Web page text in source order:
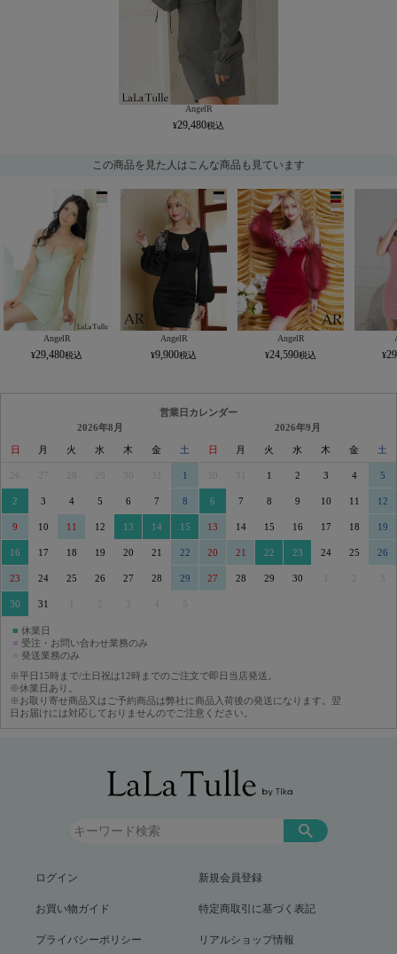
AngelR
29,480
この商品を見た人はこんな商品も見ています
AngelR
29,480
AngelR
9,900
AngelR
24,590
営業日カレンダー
2026年8月
日 月 火 水 木 金 土
29 30 31 1
2 3 4 5 6 7 8
9 10 11 12 13 14 15
16 17 18 19 20 21 22
23 24 25 26 27 28 29
30 31 3 5
2026年9月
日 月 火 水 木 金 土
30 31 1 2 3 4 5
6 7 8 9 10 11 12
13 14 15 16 17 18 19
20 21 22 23 24 25 26
27 28 29 30 3
■ 休業日
■ 受注・お問い合わせ業務のみ
■ 発送業務のみ
※平日15時まで/土日祝は12時までのご注文で即日当店発送。
※休業日あり。
※お取り寄せ商品又はご予約商品は弊社に商品入荷後の発送になります。翌
日お届けには対応しておりませんのでご注意ください。
ログイン 新規会員登録
お買い物ガイド 特定商取引に基づく表記
プライバシーポリシー リアルショップ情報